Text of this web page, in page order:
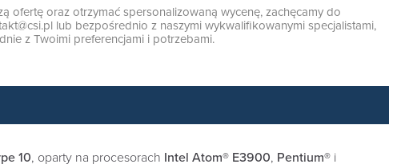
ofertę oraz otrzymać spersonalizowaną wycenę, zachęcamy do
lub bezpośrednio z naszymi wykwalifikowanymi specjalistami,
z Twoimi preferencjami i potrzebami.
10, oparty na procesorach Intel Atom® E3900, Pentium® i